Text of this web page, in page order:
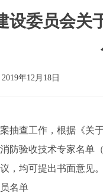
设委员会
年12月18日
查工作，根据《关
验收技术专家名单
均可提出书面意见
名单